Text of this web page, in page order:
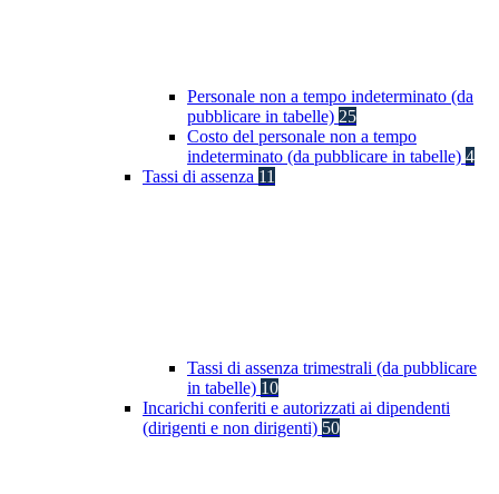
Personale non a tempo indeterminato (da
pubblicare in tabelle) 25
Costo del personale non a tempo
indeterminato (da pubblicare in tabelle) 4
Tassi di assenza 11
Tassi di assenza trimestrali (da pubblicare
in tabelle) 10
Incarichi conferiti e autorizzati ai dipendenti
(dirigenti e non dirigenti) 50